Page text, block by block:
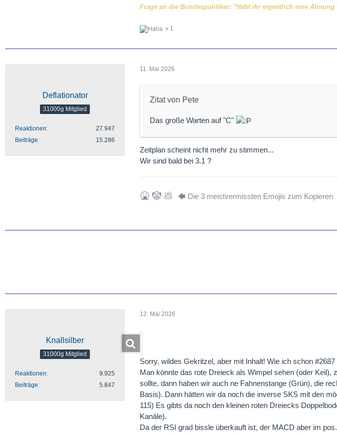
Frage an die Bundespolitiker: "Habt ihr eigentlich eine
1
Deflationator
31000g Mitglied
Reaktionen
27.947
Beiträge
15.286
11. Mai 2026
Zitat von Pete
Das große Warten auf "C"
Zeitplan scheint nicht mehr zu stimmen...
Wir sind bald bei 3.1 ?
🤮 🤡 💩 🡄 Die 3 meistvermissten Emojis zum Kopieren
Knallsilber
31000g Mitglied
Reaktionen
9.925
Beiträge
5.847
12. Mai 2026
Sorry, wildes Gekritzel, aber mit Inhalt! Wie ich schon
Man könnte das rote Dreieck als Wimpel sehen (oder
sollte, dann haben wir auch ne Fahnenstange (Grün), die
Basis). Dann hätten wir da noch die inverse SKS mit den
115) Es gibts da noch den kleinen roten Dreiecks
Kanäle).
Da der RSI grad bissle überkauft ist, der MACD aber im